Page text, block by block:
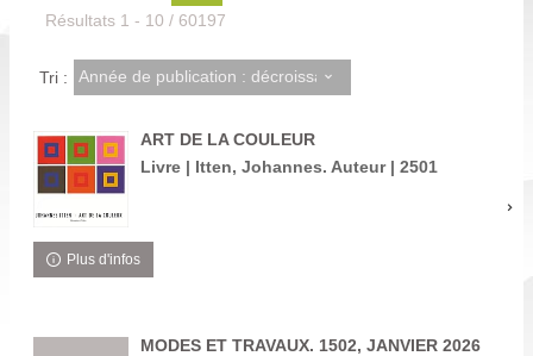
Résultats 1 - 10 / 60197
Tri : Année de publication : décroissant
ART DE LA COULEUR
Livre | Itten, Johannes. Auteur | 2501
Plus d'infos
MODES ET TRAVAUX. 1502, JANVIER 2026